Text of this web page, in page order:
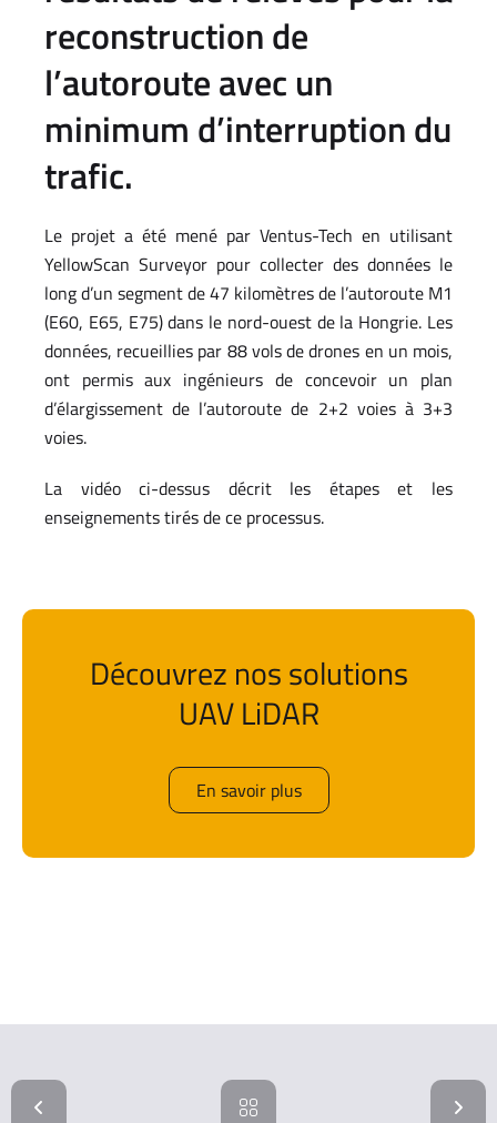
reconstruction de
l’autoroute avec un
minimum d’interruption du
trafic.
Le projet a été mené par Ventus-Tech en utilisant
YellowScan Surveyor pour collecter des données le
long d’un segment de 47 kilomètres de l’autoroute M1
(E60, E65, E75) dans le nord-ouest de la Hongrie. Les
données, recueillies par 88 vols de drones en un mois,
ont permis aux ingénieurs de concevoir un plan
d’élargissement de l’autoroute de 2+2 voies à 3+3
voies.
La vidéo ci-dessus décrit les étapes et les
enseignements tirés de ce processus.
Découvrez nos solutions
UAV LiDAR
En savoir plus